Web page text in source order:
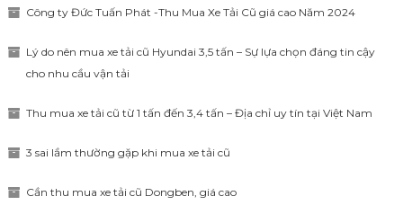
Công ty Đức Tuấn Phát -Thu Mua Xe Tải Cũ giá cao Năm 2024
Lý do nên mua xe tải cũ Hyundai 3,5 tấn – Sự lựa chọn đáng tin cậy
cho nhu cầu vận tải
Thu mua xe tải cũ từ 1 tấn đến 3,4 tấn – Địa chỉ uy tín tại Việt Nam
3 sai lầm thường gặp khi mua xe tải cũ
Cần thu mua xe tải cũ Dongben, giá cao